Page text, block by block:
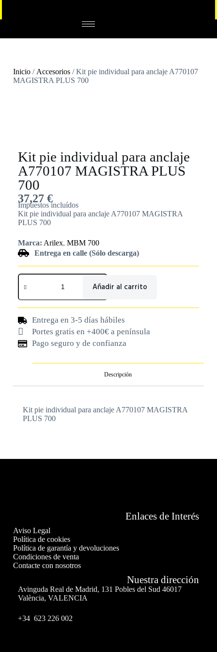
Inicio/ Accesorios/ Kit pie individual para anclaje A770107
MAGISTRA PLUS 700
Kit pie individual para anclaje
A770107 MAGISTRA PLUS
700
37,27 €
Impuestos incluídos
Kit pie individual para anclaje A770107 MAGISTRA
PLUS 700
Marca: Arilex, MBM 700
Entrega en calle (Sólo descarga)
Añadir al carrito
Entrega en 3-5 días hábiles
Portes gratis en +400€ a península
Pago seguro y de confianza
Descripción
Kit pie individual para anclaje A770107 MAGISTRA
PLUS 700
Enlaces de Interés
Aviso Legal
Política de cookies
Política de garantía y devoluciones
Condiciones de venta
Contacte con nosotros
Nuestra dirección
Avinguda Real de Madrid, 131 Pobles del Sud 46017
València, VALENCIA
+34 623 226 002